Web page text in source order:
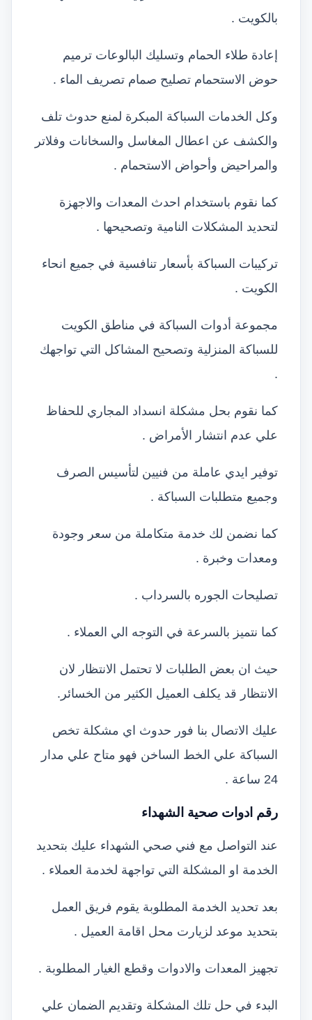
بالكويت .
إعادة طلاء الحمام وتسليك البالوعات ترميم
حوض الاستحمام تصليح صمام تصريف الماء .
وكل الخدمات السباكة المبكرة لمنع حدوث تلف
والكشف عن اعطال المغاسل والسخانات وفلاتر
والمراحيض وأحواض الاستحمام .
كما نقوم باستخدام احدث المعدات والاجهزة
لتحديد المشكلات النامية وتصحيحها .
تركيبات السباكة بأسعار تنافسية في جميع انحاء
الكويت .
مجموعة أدوات السباكة في مناطق الكويت
للسباكة المنزلية وتصحيح المشاكل التي تواجهك
.
كما نقوم بحل مشكلة انسداد المجاري للحفاظ
علي عدم انتشار الأمراض .
توفير ايدي عاملة من فنيين لتأسيس الصرف
وجميع متطلبات السباكة .
كما نضمن لك خدمة متكاملة من سعر وجودة
ومعدات وخبرة .
تصليحات الجوره بالسرداب .
كما نتميز بالسرعة في التوجه الي العملاء .
حيث ان بعض الطلبات لا تحتمل الانتظار لان
الانتظار قد يكلف العميل الكثير من الخسائر.
عليك الاتصال بنا فور حدوث اي مشكلة تخص
السباكة علي الخط الساخن فهو متاح علي مدار
24 ساعة .
رقم ادوات صحية الشهداء
عند التواصل مع فني صحي الشهداء عليك بتحديد
الخدمة او المشكلة التي تواجهة لخدمة العملاء .
بعد تحديد الخدمة المطلوبة يقوم فريق العمل
بتحديد موعد لزيارت محل اقامة العميل .
تجهيز المعدات والادوات وقطع الغيار المطلوبة .
البدء في حل تلك المشكلة وتقديم الضمان علي